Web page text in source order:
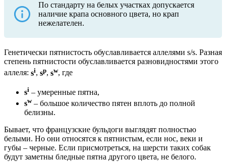
По стандарту на белых участках допускается
наличие крапа основного цвета, но крап
нежелателен.
Генетически пятнистость обуславливается аллелями s/s. Разная
степень пятнистости обуславливается разновидностями этого
аллеля: si, sp, sw, где
si – умеренные пятна,
sw– большое количество пятен вплоть до полной
белизны.
Бывает, что французские бульдоги выглядят полностью
белыми. Но они относятся к пятнистым, если нос, веки и
губы – черные. Если присмотреться, на шерсти таких собак
будут заметны бледные пятна другого цвета, не белого.